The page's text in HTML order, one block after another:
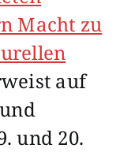
Macht zu
auf
und 20.